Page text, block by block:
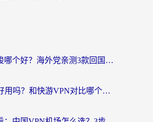
迅游和穿梭哪个好？海外党亲测3款回国加速器+手游加速对比，附避坑指南
斧牛VPN好用吗？和快游VPN对比哪个回国效果更好？马来西亚留学生亲测分享